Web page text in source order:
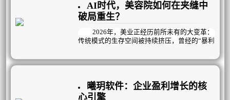
几个方面：
AI时代，美容院如何在夹缝中
破局重生？
2026年，美业正经历前所未有的大变革：
传统模式的生存空间被持续挤压，曾经的“暴利
现实。美容院老板们陷入了越努力越焦虑的怪
圈——没顾客就疯狂拓客，拓来的却多是“薅羊
项目，结果是“做活动有业绩，不做活动没业
绩”；陷入恶性循环。
曦玥软件：企业盈利增长的核
心引擎